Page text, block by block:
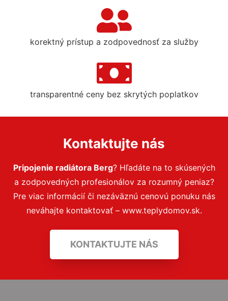
korektný prístup a zodpovednosť za služby
transparentné ceny bez skrytých poplatkov
Kontaktujte nás
Pripojenie radiátora Berg? Hľadáte na to skúsených
a zodpovedných profesionálov za rozumný peniaz?
Pre viac informácií či nezáväznú cenovú ponuku nás
neváhajte kontaktovať – www.teplydomov.sk.
KONTAKTUJTE NÁS